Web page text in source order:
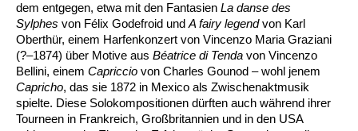
dem entgegen, etwa mit den Fantasien La danse des
Sylphes von Félix Godefroid und A fairy legendvon Karl
Oberthür, einem Harfenkonzert von Vincenzo Maria Graziani
(?–1874) über Motive aus Béatrice di Tenda von Vincenzo
Bellini, einem Capriccio von Charles Gounod – wohl jenem
Capricho, das sie 1872 in Mexico als Zwischenaktmusik
spielte. Diese Solokompositionen dürften auch während ihrer
Tourneen in Frankreich, Großbritannien und in den USA